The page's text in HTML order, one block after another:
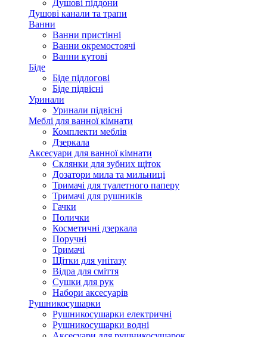
Душові піддони
Душові канали та трапи
Ванни
Ванни пристінні
Ванни окремостоячі
Ванни кутові
Біде
Біде підлогові
Біде підвісні
Уринали
Уринали підвісні
Меблі для ванної кімнати
Комплекти меблів
Дзеркала
Аксесуари для ванної кімнати
Склянки для зубних щіток
Дозатори мила та мильниці
Тримачі для туалетного паперу
Тримачі для рушників
Гачки
Полички
Косметичні дзеркала
Поручні
Тримачі
Щітки для унітазу
Відра для сміття
Сушки для рук
Набори аксесуарів
Рушникосушарки
Рушникосушарки електричні
Рушникосушарки водні